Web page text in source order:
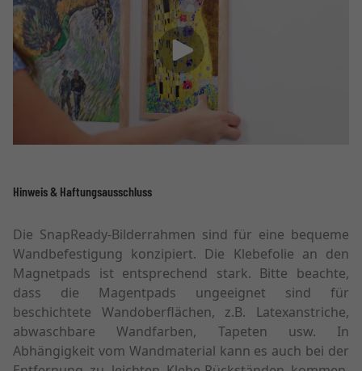
Hinweis & Haftungsausschluss
Die SnapReady-Bilderrahmen sind für eine bequeme
Wandbefestigung konzipiert. Die Klebefolie an den
Magnetpads ist entsprechend stark. Bitte beachte,
dass die Magentpads ungeeignet sind für
beschichtete Wandoberflächen, z.B. Latexanstriche,
abwaschbare Wandfarben, Tapeten usw. In
Abhängigkeit vom Wandmaterial kann es auch bei der